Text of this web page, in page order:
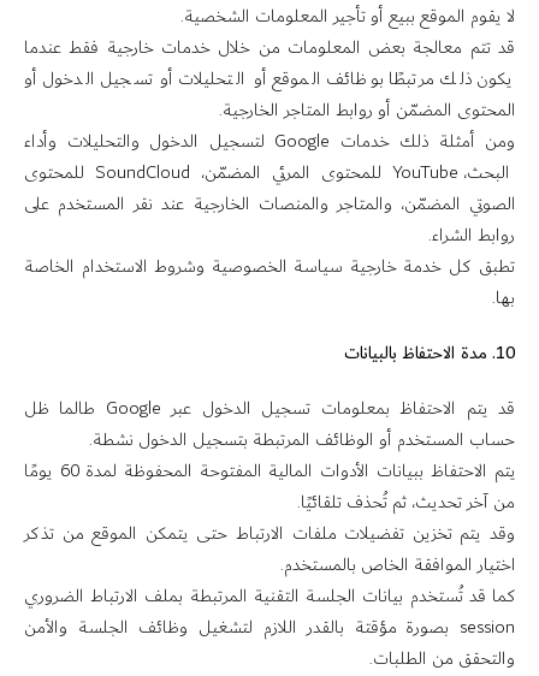
لا يقوم الموقع ببيع أو تأجير المعلومات الشخصية.
قد تتم معالجة بعض المعلومات من خلال خدمات خارجية فقط عندما
يكون ذلك مرتبطًا بوظائف الموقع أو التحليلات أو تسجيل الدخول أو
المحتوى المضمّن أو روابط المتاجر الخارجية.
ومن أمثلة ذلك خدمات Google لتسجيل الدخول والتحليلات وأداء
البحث، YouTube للمحتوى المرئي المضمّن، SoundCloud للمحتوى
الصوتي المضمّن، والمتاجر والمنصات الخارجية عند نقر المستخدم على
روابط الشراء.
تطبق كل خدمة خارجية سياسة الخصوصية وشروط الاستخدام الخاصة
بها.
10. مدة الاحتفاظ بالبيانات
قد يتم الاحتفاظ بمعلومات تسجيل الدخول عبر Google طالما ظل
حساب المستخدم أو الوظائف المرتبطة بتسجيل الدخول نشطة.
يتم الاحتفاظ ببيانات الأدوات المالية المفتوحة المحفوظة لمدة 60 يومًا
من آخر تحديث، ثم تُحذف تلقائيًا.
وقد يتم تخزين تفضيلات ملفات الارتباط حتى يتمكن الموقع من تذكر
اختيار الموافقة الخاص بالمستخدم.
كما قد تُستخدم بيانات الجلسة التقنية المرتبطة بملف الارتباط الضروري
session بصورة مؤقتة بالقدر اللازم لتشغيل وظائف الجلسة والأمن
والتحقق من الطلبات.